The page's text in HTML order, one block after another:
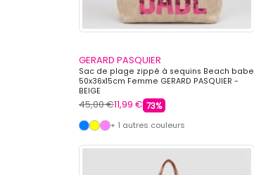
GERARD PASQUIER
Sac de plage zippé à sequins Beach babe
50x36x15cm Femme GERARD PASQUIER -
BEIGE
45,00 €11,99 € 73%
+ 1 autres couleurs